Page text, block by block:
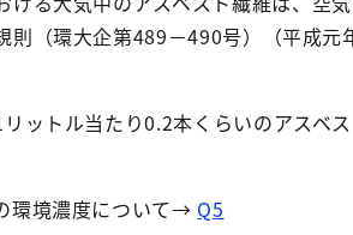
則（環大企第489－490号）（平成元
ットル当たり0.2本くらいのアスベス
環境濃度について→ Q5